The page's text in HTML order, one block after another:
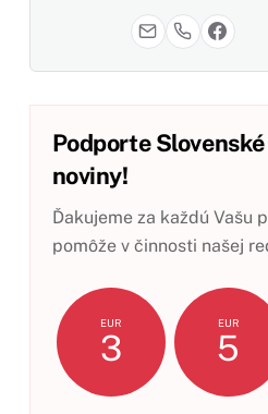
Podporte
noviny!
Ďakujeme za každú Vašu
pomôže v činnosti našej
EUR
3
EUR
5